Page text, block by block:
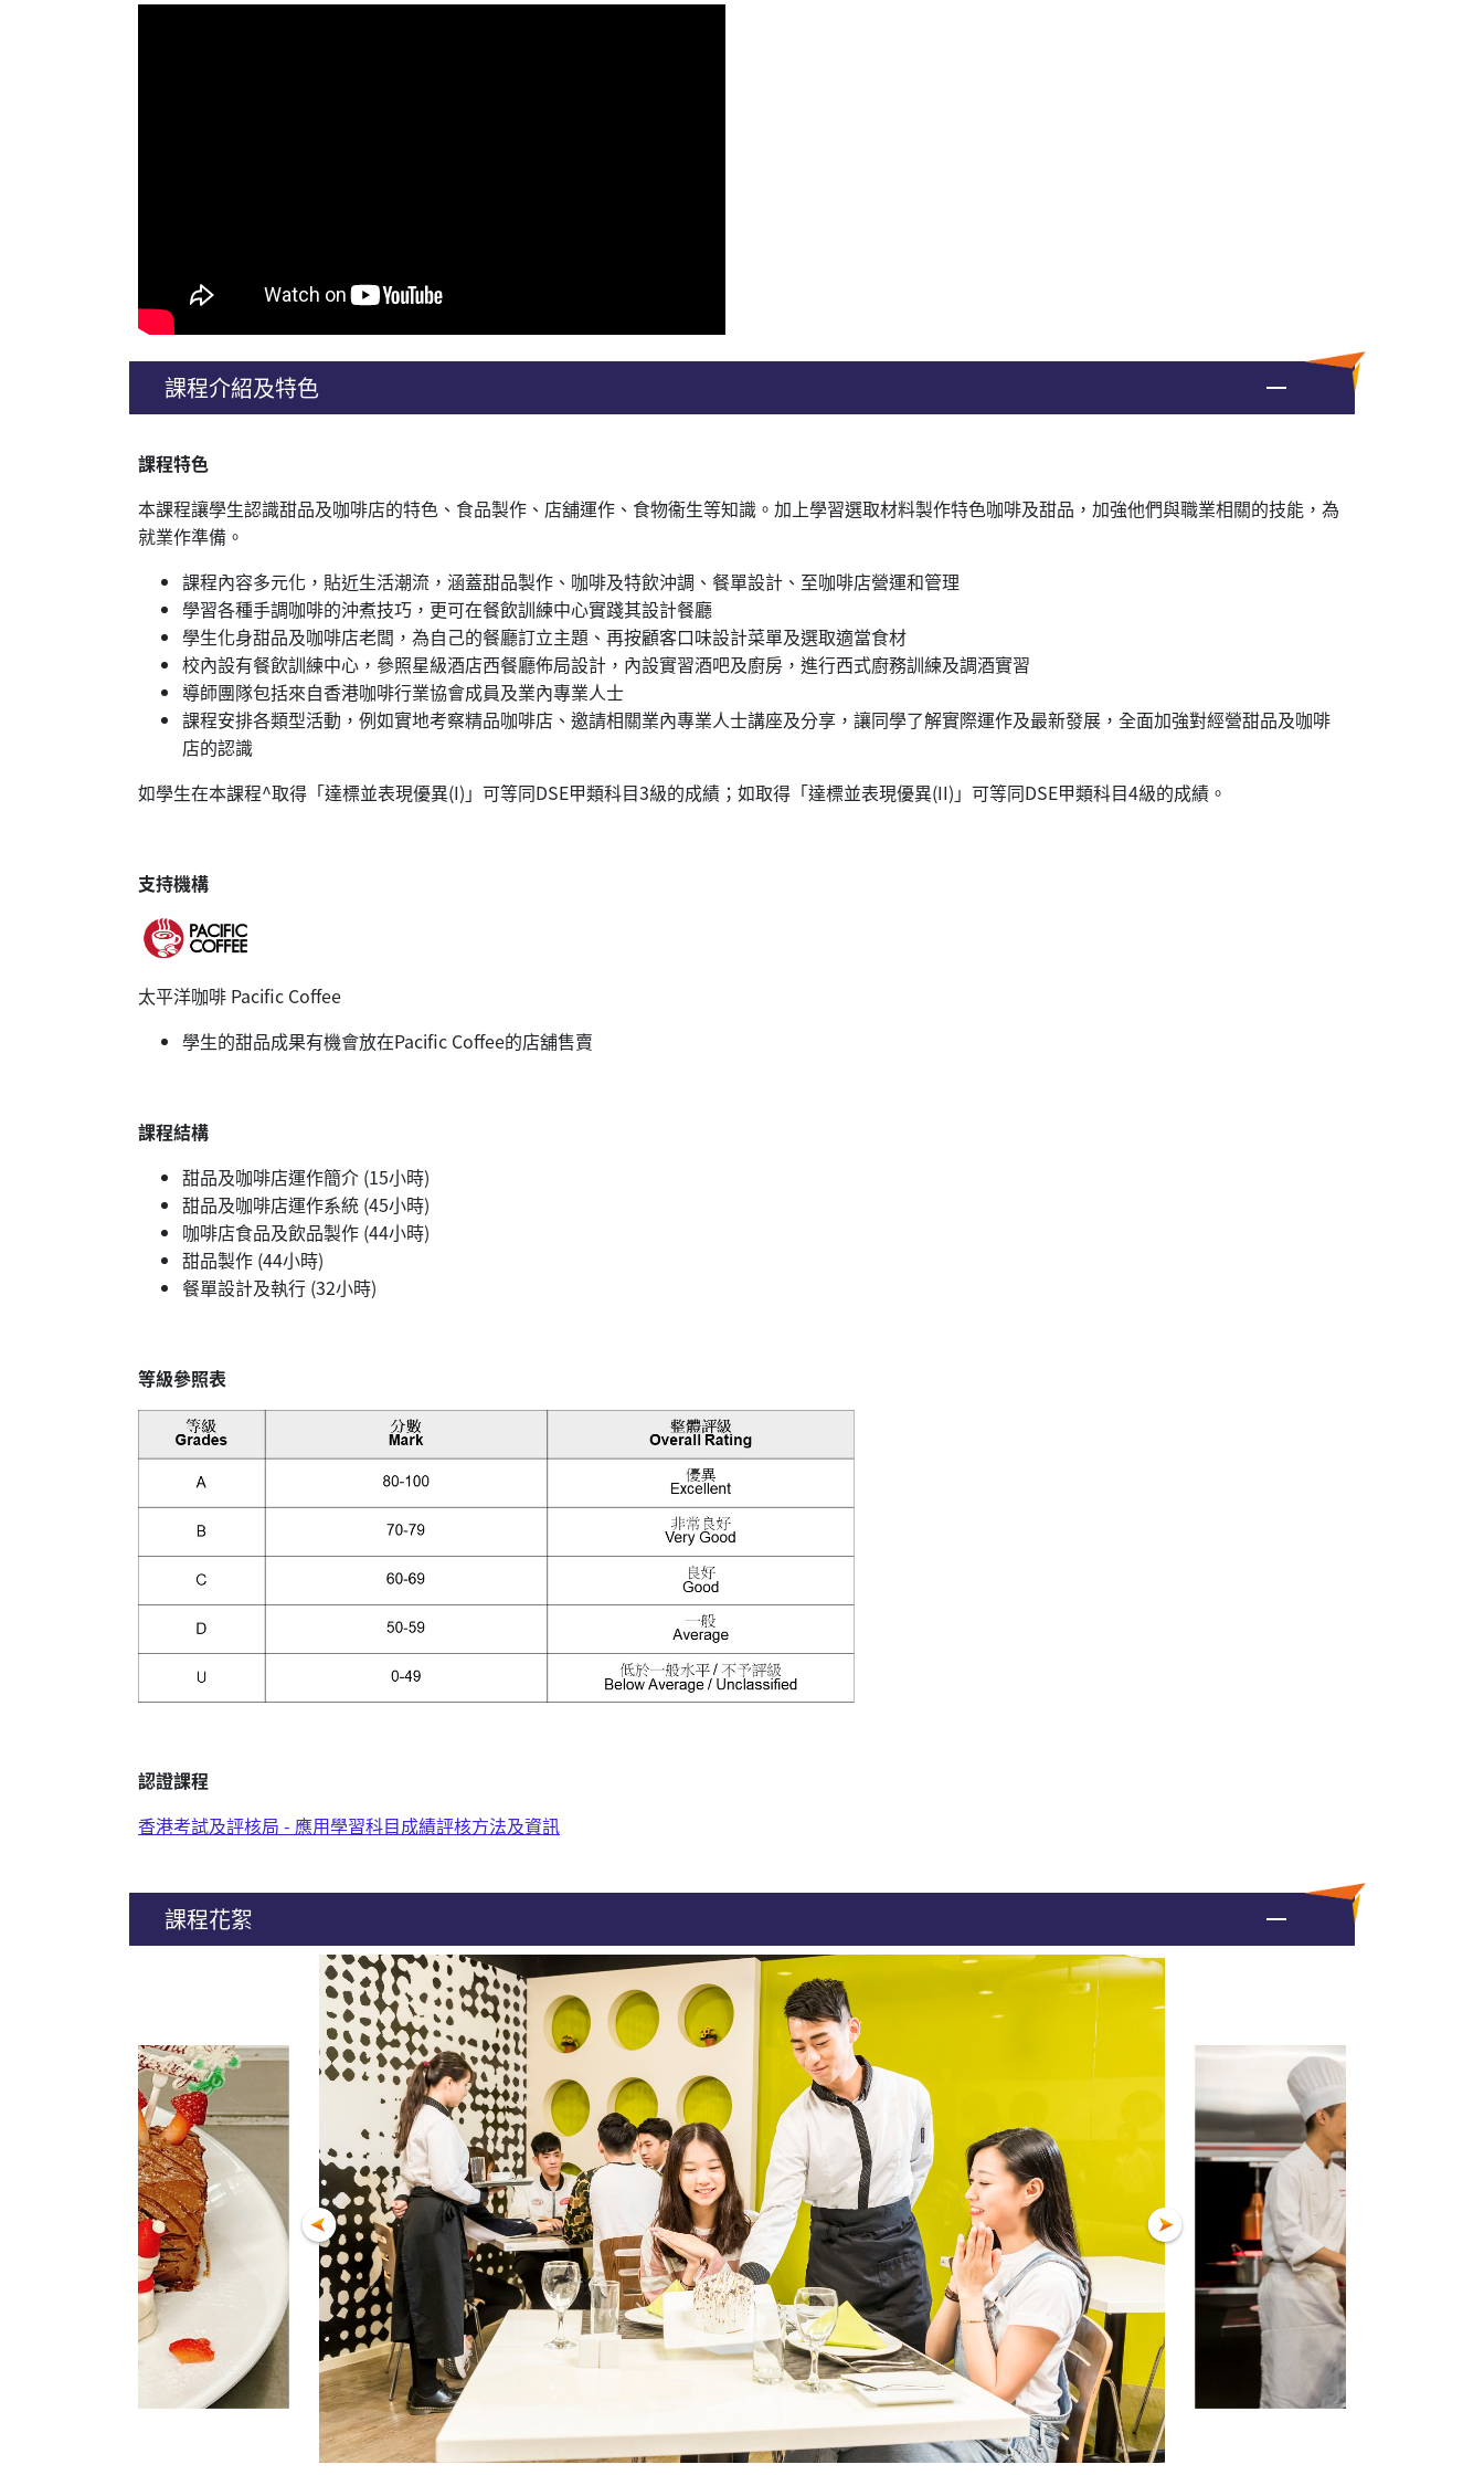
課程介紹及特色
課程特色
本課程讓學生認識甜品及咖啡店的特色、食品製作、店舖運作、食物衞生等知識。加上學習選取材料製作特色咖啡及甜品，加強他們與職業相關的技能，為
就業作準備。
課程內容多元化，貼近生活潮流，涵蓋甜品製作、咖啡及特飲沖調、餐單設計、至咖啡店營運和管理
學習各種手調咖啡的沖煮技巧，更可在餐飲訓練中心實踐其設計餐廳
學生化身甜品及咖啡店老闆，為自己的餐廳訂立主題、再按顧客口味設計菜單及選取適當食材
校內設有餐飲訓練中心，參照星級酒店西餐廳佈局設計，內設實習酒吧及廚房，進行西式廚務訓練及調酒實習
導師團隊包括來自香港咖啡行業協會成員及業內專業人士
課程安排各類型活動，例如實地考察精品咖啡店、邀請相關業內專業人士講座及分享，讓同學了解實際運作及最新發展，全面加強對經營甜品及咖啡
店的認識
如學生在本課程^取得「達標並表現優異(I)」可等同DSE甲類科目3級的成績；如取得「達標並表現優異(II)」可等同DSE甲類科目4級的成績。
支持機構
太平洋咖啡 Pacific Coffee
學生的甜品成果有機會放在Pacific Coffee的店舖售賣
課程結構
甜品及咖啡店運作簡介 (15小時)
甜品及咖啡店運作系統 (45小時)
咖啡店食品及飲品製作 (44小時)
甜品製作 (44小時)
餐單設計及執行 (32小時)
等級參照表
認證課程
香港考試及評核局 - 應用學習科目成績評核方法及資訊
課程花絮